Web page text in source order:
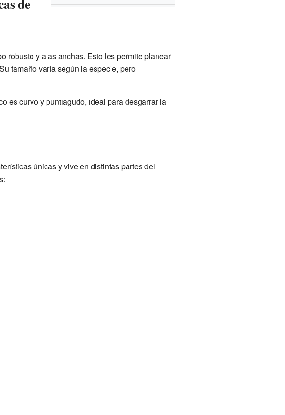
de
robusto y alas anchas. Esto les permite planear
tamaño varía según la especie, pero
es curvo y puntiagudo, ideal para desgarrar la
únicas y vive en distintas partes del